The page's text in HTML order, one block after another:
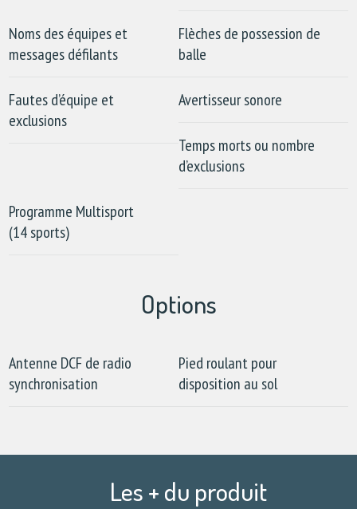
Noms des équipes et
messages défilants
Flèches de possession de
balle
Fautes d’équipe et
exclusions
Avertisseur sonore
Temps morts ou nombre
d’exclusions
Programme Multisport
(14 sports)
Options
Antenne DCF de radio
synchronisation
Pied roulant pour
disposition au sol
Les + du produit